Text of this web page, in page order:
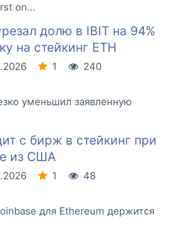
on...
долю в IBIT на 94%
на стейкинг ETH
1
240
уменьшил заявленную
с бирж в стейкинг при
из США
1
48
для Ethereum держится